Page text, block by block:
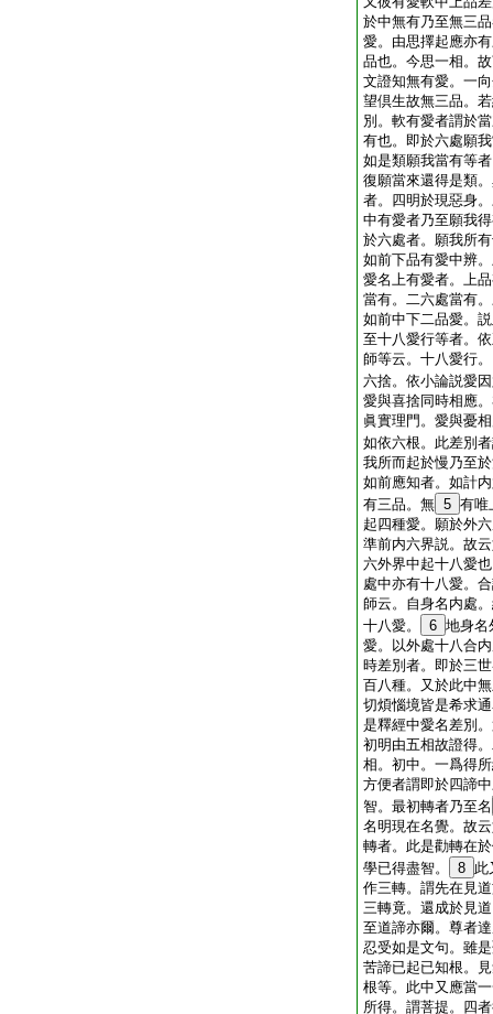
於中無有乃至無三
愛。由思擇起應亦
品也。今思一相。
文證知無有愛。一
望倶生故無三品。
別。軟有愛者謂於
有也。即於六處願
如是類願我當有等
復願當來還得是類
者。四明於現惡身
中有愛者乃至願我
於六處者。願我所
如前下品有愛中辨
愛名上有愛者。上
當有。二六處當有
如前中下二品愛。
至十八愛行等者。
師等云。十八愛行
六捨。依小論説愛
愛與喜捨同時相應
眞實理門。愛與憂
如依六根。此差別
我所而起於慢乃至
如前應知者。如計
有三品。無 5 有唯
起四種愛。願於外
準前内六界説。故
六外界中起十八愛
處中亦有十八愛。
師云。自身名内處
十八愛。
6 地身名
愛。以外處十八合
時差別者。即於三
百八種。又於此中
切煩惱境皆是希求
是釋經中愛名差別
初明由五相故證得
相。初中。一爲得
方便者謂即於四諦
智。最初轉者乃至名
名明現在名覺。故
轉者。此是勸轉在
學已得盡智。
8 此
作三轉。謂先在見
三轉竟。還成於見
至道諦亦爾。尊者
忍受如是文句。雖
苦諦已起已知根。
根等。此中又應當
所得。謂菩提。四